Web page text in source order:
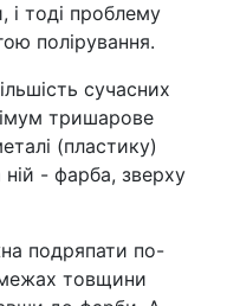
і тоді проблему
полірування.
сучасних
тришарове
(пластику)
ній - фарба, зверху
подряпати по-
товщини